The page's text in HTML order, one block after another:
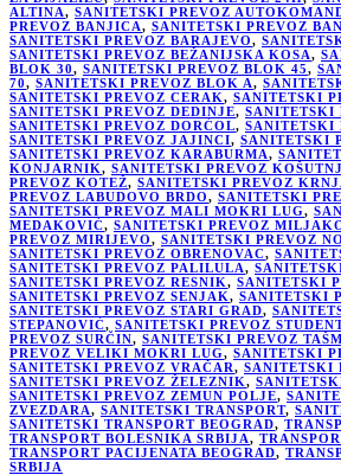
ALTINA, SANITETSKI PREVOZ
PREVOZ BANJICA, SANITETSKI PREVOZ
SANITETSKI PREVOZ BARAJEVO,
SANITETSKI PREVOZ BEŽANIJSKA KOSA,
BLOK 30, SANITETSKI PREVOZ BLOK 45,
70, SANITETSKI PREVOZ BLOK A,
SANITETSKI PREVOZ CERAK, SANITETSKI
SANITETSKI PREVOZ DEDINJE, SANITETSKI
SANITETSKI PREVOZ DORĆOL, SANITETSKI
SANITETSKI PREVOZ JAJINCI, SANITETSKI
SANITETSKI PREVOZ KARABURMA,
KONJARNIK, SANITETSKI PREVOZ
PREVOZ KOTEŽ, SANITETSKI PREVOZ
PREVOZ LABUDOVO BRDO, SANITETSKI
SANITETSKI PREVOZ MALI MOKRI LUG,
MEDAKOVIĆ, SANITETSKI PREVOZ
PREVOZ MIRIJEVO, SANITETSKI PREVOZ
SANITETSKI PREVOZ OBRENOVAC,
SANITETSKI PREVOZ PALILULA,
SANITETSKI PREVOZ RESNIK, SANITETSKI
SANITETSKI PREVOZ SENJAK, SANITETSKI
SANITETSKI PREVOZ STARI GRAD,
STEPANOVIĆ, SANITETSKI PREVOZ
PREVOZ SURČIN, SANITETSKI PREVOZ
PREVOZ VELIKI MOKRI LUG, SANITETSKI
SANITETSKI PREVOZ VRAČAR, SANITETSKI
SANITETSKI PREVOZ ŽELEZNIK,
SANITETSKI PREVOZ ZEMUN POLJE,
ZVEZDARA, SANITETSKI TRANSPORT,
SANITETSKI TRANSPORT BEOGRAD,
TRANSPORT BOLESNIKA SRBIJA,
TRANSPORT PACIJENATA BEOGRAD,
SRBIJA